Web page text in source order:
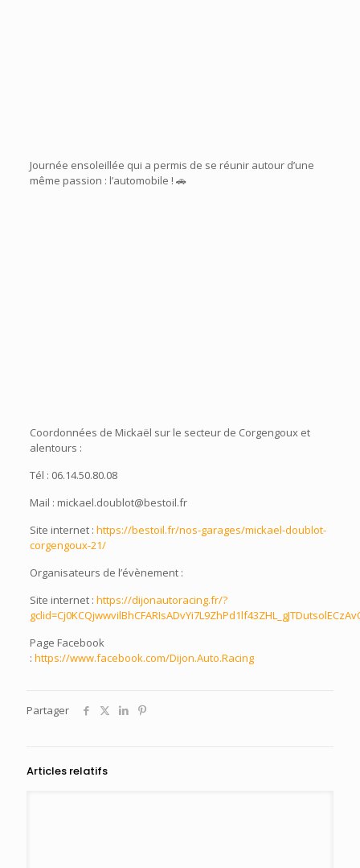
Journée ensoleillée qui a permis de se réunir autour d’une
même passion : l’automobile ! 🚗
Coordonnées de Mickaël sur le secteur de Corgengoux et
alentours :
Tél : 06.14.50.80.08
Mail : mickael.doublot@bestoil.fr
Site internet : https://bestoil.fr/nos-garages/mickael-doublot-
corgengoux-21/
Organisateurs de l’évènement :
Site internet : https://dijonautoracing.fr/?
Page Facebook
: https://www.facebook.com/Dijon.Auto.Racing
Partager
Articles relatifs